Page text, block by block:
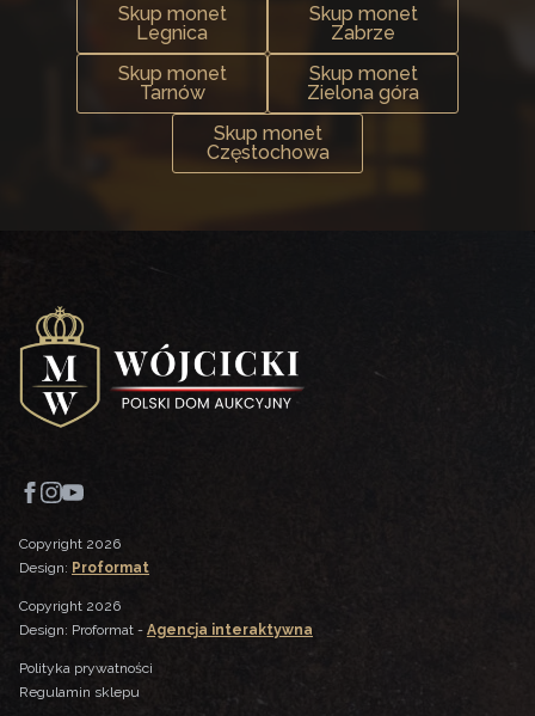
Skup monet
Legnica
Skup monet
Zabrze
Skup monet
Tarnów
Skup monet
Zielona góra
Skup monet
Częstochowa
Copyright 2026
Design: Proformat
Copyright 2026
Design: Proformat - Agencja interaktywna
Polityka prywatności
Regulamin sklepu